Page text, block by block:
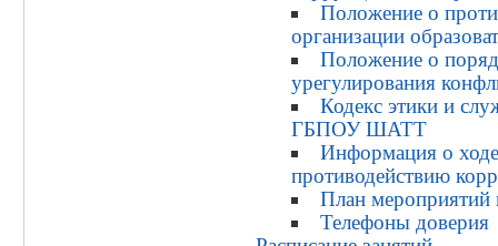
Положение о
организации
Положение о
урегулирования
Кодекс этики и
ГБПОУ ШАТТ
Информация о
противодействию
План мероприятий
Телефоны доверия